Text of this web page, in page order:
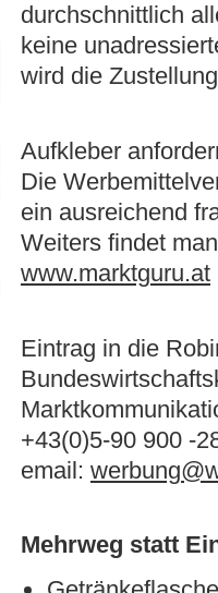
durchschnittlich
keine
wird die
Aufkleber
Die
ein ausreichend
Weiters findet
www.marktguru.at
Eintrag in die
+43(0)5-90 900 -
email:
Mehrweg statt